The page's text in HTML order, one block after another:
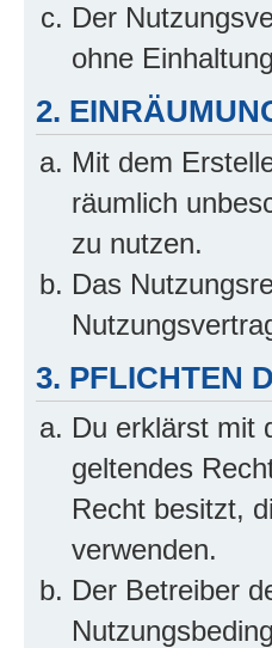
Der
ohne
2.
Mit dem
räumlich
zu nutzen.
Das
3. PFLICHTEN
Du erklärst mit
geltendes
Recht besitzt,
verwenden.
Der Betreiber